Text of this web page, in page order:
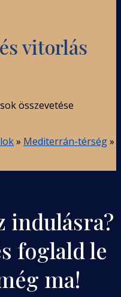
vitorlás
összevetése
» Mediterrán-térség»
indulásra?
foglald le
ma!